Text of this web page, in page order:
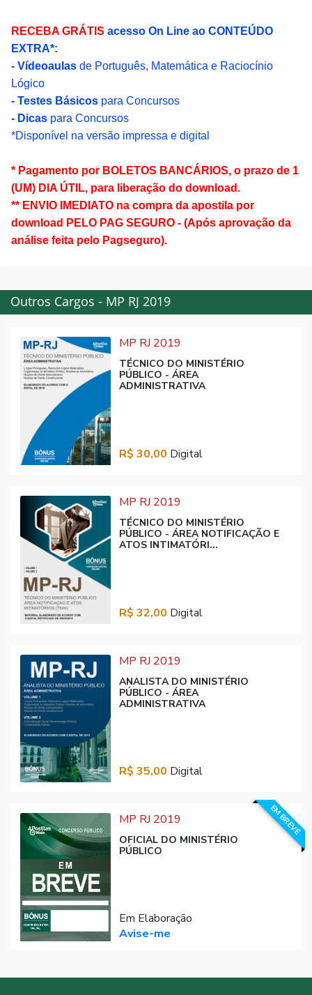
RECEBA GRÁTIS acesso On Line ao CONTEÚDO
EXTRA*:
- Vídeoaulas de Português, Matemática e Raciocínio
Lógico
- Testes Básicos para Concursos
- Dicas para Concursos
*Disponível na versão impressa e digital
* Pagamento por BOLETOS BANCÁRIOS, o prazo de 1
(UM) DIA ÚTIL, para liberação do download.
** ENVIO IMEDIATO na compra da apostila por
download PELO PAG SEGURO - (Após aprovação da
análise feita pelo Pagseguro).
Outros Cargos - MP RJ 2019
MP RJ 2019
TÉCNICO DO MINISTÉRIO
PÚBLICO - ÁREA
ADMINISTRATIVA
R$ 30,00 Digital
MP RJ 2019
TÉCNICO DO MINISTÉRIO
PÚBLICO - ÁREA NOTIFICAÇÃO E
ATOS INTIMATÓRI...
R$ 32,00 Digital
MP RJ 2019
ANALISTA DO MINISTÉRIO
PÚBLICO - ÁREA
ADMINISTRATIVA
R$ 35,00 Digital
EM BREVE
MP RJ 2019
OFICIAL DO MINISTÉRIO
PÚBLICO
Em Elaboração
Avise-me